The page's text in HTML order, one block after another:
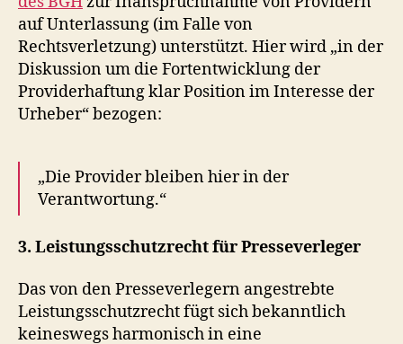
auf Unterlassung (im Falle von
Rechtsverletzung) unterstützt. Hier wird „in der
Diskussion um die Fortentwicklung der
Providerhaftung klar Position im Interesse der
Urheber“ bezogen:
„Die Provider bleiben hier in der
Verantwortung.“
3. Leistungsschutzrecht für Presseverleger
Das von den Presseverlegern angestrebte
Leistungsschutzrecht fügt sich bekanntlich
keineswegs harmonisch in eine